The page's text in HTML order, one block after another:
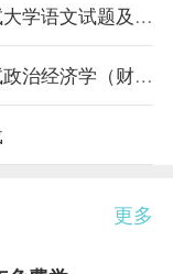
全国2017年10月高等教育自学考试大学语文试题及答案解析
全国2017年10月高等教育自学考试政治经济学（财经类）试题及答案解析
更多